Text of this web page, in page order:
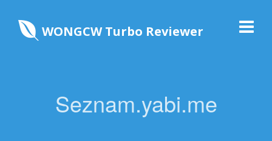
WONGCW Turbo Reviewer
Seznam.yabi.me